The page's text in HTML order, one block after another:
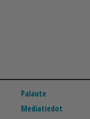
Palaute
Mediatiedot